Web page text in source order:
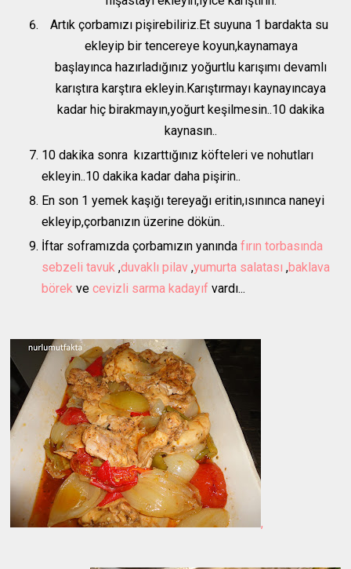
Artık çorbamızı pişirebiliriz.Et suyuna 1 bardakta su
ekleyip bir tencereye koyun,kaynamaya
başlayınca hazırladığınız yoğurtlu karışımı devamlı
karıştıra karştıra ekleyin.Karıştırmayı kaynayıncaya
kadar hiç birakmayın,yoğurt keşilmesin..10 dakika
kaynasın..
10 dakika sonra kızarttığınız köfteleri ve nohutları
ekleyin..10 dakika kadar daha pişirin..
En son 1 yemek kaşığı tereyağı eritin,ısınınca naneyi
ekleyip,çorbanızın üzerine dökün..
İftar soframızda çorbamızın yanındafırın torbasında
sebzeli tavuk ,duvaklı pilav ,yumurta salatası ,baklava
börek vecevizli sarma kadayıf vardı...
,